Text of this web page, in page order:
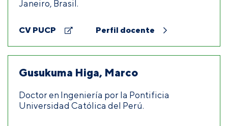
Janeiro, Brasil.
CV PUCP Perfil docente
Gusukuma Higa, Marco
Doctor en Ingeniería por la Pontificia
Universidad Católica del Perú.